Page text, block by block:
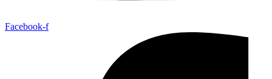
Facebook-f